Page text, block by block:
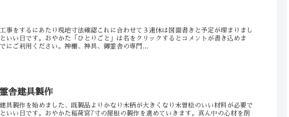
事をするにあたり現地寸法確認これに合わせて３連休は図面書きと予定が埋まりまし
いい日です。おやかた「ひとりごと」は名をクリックするとコメントが書き込めま
にご利用ください。神棚、神具、御霊舎の専門...
舎建具製作
具製作を始めました、既製品よりかなり木柄が大きくなり木曽桧のいい材料が必要で
いい日です。おやかた稲荷宮7寸の屋根の製作を進めていきます。真ん中の心材を削